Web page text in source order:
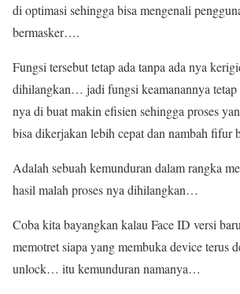
di optimasi sehingga bisa mengenali
bermasker….
Fungsi tersebut tetap ada tanpa ada nya
dihilangkan… jadi fungsi keamanannya
nya di buat makin efisien sehingga proses
bisa dikerjakan lebih cepat dan nambah fifur
Adalah sebuah kemunduran dalam rangka
hasil malah proses nya dihilangkan…
Coba kita bayangkan kalau Face ID versi
memotret siapa yang membuka device terus
unlock… itu kemunduran namanya…